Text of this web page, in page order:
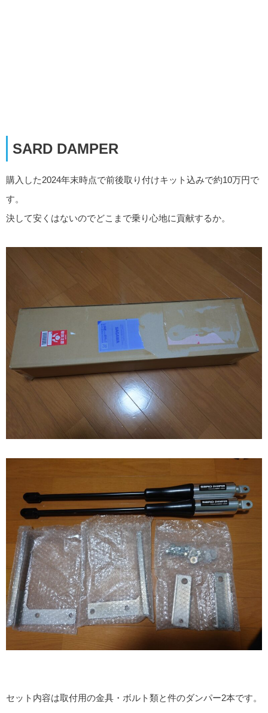
SARD DAMPER
購入した2024年末時点で前後取り付けキット込みで約10万円で
す。
決して安くはないのでどこまで乗り心地に貢献するか。
セット内容は取付用の金具・ボルト類と件のダンパー2本です。